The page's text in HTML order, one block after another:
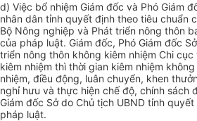
d) Việc bổ nhiệm Giám đốc và Phó Giám
nhân dân tỉnh quyết định theo tiêu chuẩn
Bộ Nông nghiệp và Phát triển nông thôn
của pháp luật. Giám đốc, Phó Giám đốc
triển nông thôn không kiêm nhiệm Chi
kiêm nhiệm thì thời gian kiêm nhiệm
nhiệm, điều động, luân chuyển, khen
nghỉ hưu và thực hiện chế độ, chính sách
Giám đốc Sở do Chủ tịch UBND tỉnh quyết
pháp luật.